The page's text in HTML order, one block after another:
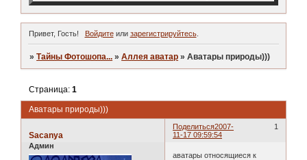
Привет, Гость! Войдитеили зарегистрируйтесь.
»Тайны Фотошопа... »Аллея аватар »Аватары природы)))
Аватары природы)))
Страница:1
Поделиться 1
2007-
11-17 09:59:54
Sacanya
Админ
аватары относящиеся к